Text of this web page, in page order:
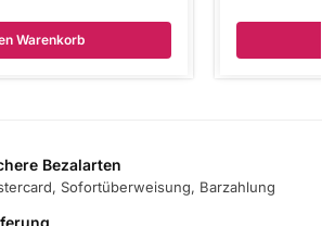
Warenkorb
Bezalarten
Sofortüberweisung, Barzahlung